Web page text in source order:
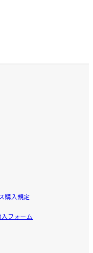
購入規定
フォーム